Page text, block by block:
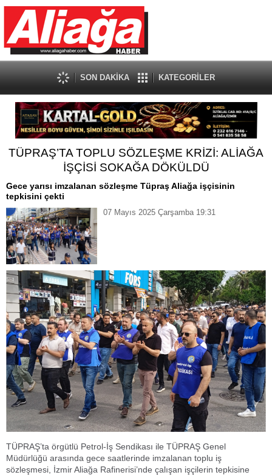
SON DAKİKA KATEGORİLER
TÜPRAŞ’TA TOPLU SÖZLEŞME KRİZİ: ALİAĞA
İŞÇİSİ SOKAĞA DÖKÜLDÜ
Gece yarısı imzalanan sözleşme Tüpraş Aliağa işçisinin
tepkisini çekti
07 Mayıs 2025 Çarşamba 19:31
TÜPRAŞ’ta örgütlü Petrol-İş Sendikası ile TÜPRAŞ Genel
Müdürlüğü arasında gece saatlerinde imzalanan toplu iş
sözleşmesi, İzmir Aliağa Rafinerisi’nde çalışan işçilerin tepkisine